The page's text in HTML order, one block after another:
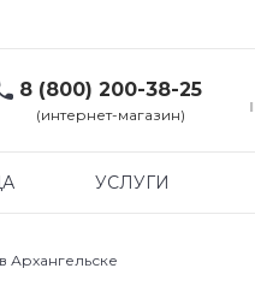
8 (800) 200-38-25
(интернет-магазин)
УСЛУГИ
Архангельске